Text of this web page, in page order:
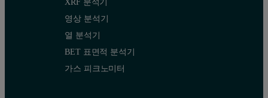
XRF 분석기
영상 분석기
열 분석기
BET 표면적 분석기
가스 피크노미터